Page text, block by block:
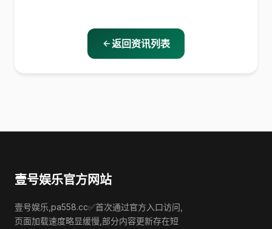
返回资讯列表
壹号娱乐官方网站
壹号娱乐,pa558.cc✅首次通过官方入口访问,
页面加载速度略显缓慢,部分内容更新存在短